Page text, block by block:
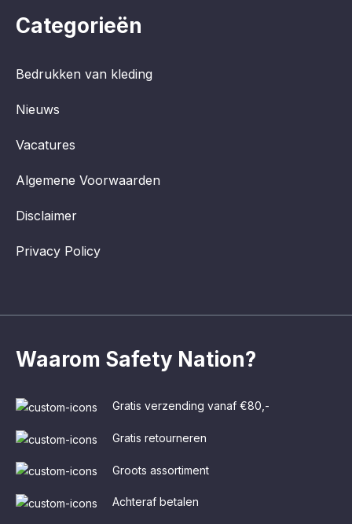
Waarom Safety Nation?
Gratis verzending vanaf €80,-
Gratis retourneren
Groots assortiment
Achteraf betalen
Categorieën
Bedrukken van kleding
Nieuws
Vacatures
Algemene Voorwaarden
Disclaimer
Privacy Policy